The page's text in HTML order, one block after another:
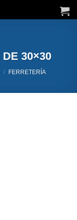
30×30
/ FERRETERÍA